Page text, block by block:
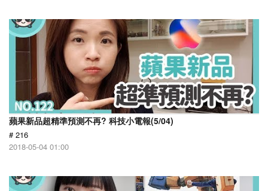
蘋果新品超精準預測不再? 科技小電報(5/04)
# 216
2018-05-04 01:00